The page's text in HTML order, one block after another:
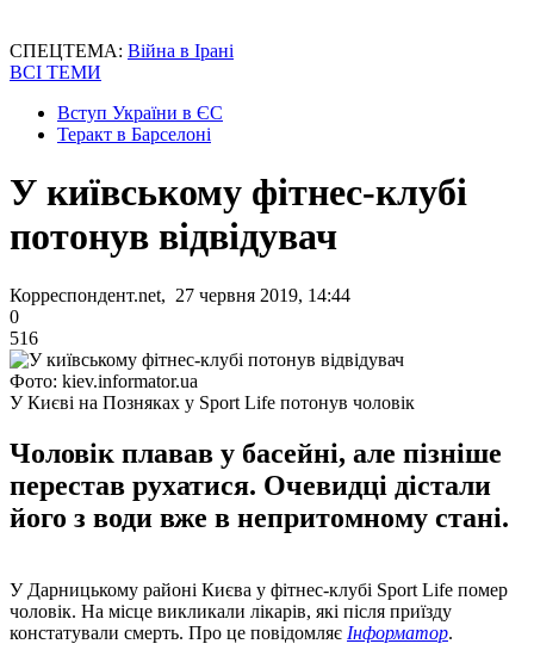
СПЕЦТЕМА: Війна в Ірані
ВСІ ТЕМИ
Вступ України в ЄС
Теракт в Барселоні
У київському фітнес-клубі
потонув відвідувач
Корреспондент.net, 27 червня 2019, 14:44
0
516
Фото: kiev.informator.ua
У Києві на Позняках у Sport Life потонув чоловік
Чоловік плавав у басейні, але пізніше
перестав рухатися. Очевидці дістали
його з води вже в непритомному стані.
У Дарницькому районі Києва у фітнес-клубі Sport Life помер
чоловік. На місце викликали лікарів, які після приїзду
констатували смерть. Про це повідомляє Інформатор.